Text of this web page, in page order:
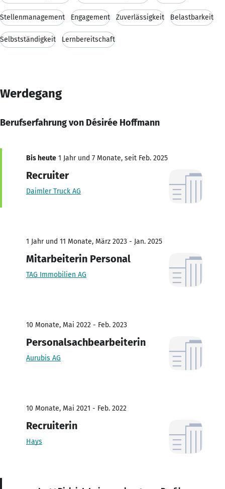
Stellenmanagement Engagement Zuverlässigkeit Belastbarkeit
Selbstständigkeit Lernbereitschaft
Werdegang
Berufserfahrung von Désirée Hoffmann
Bis heute 1 Jahr und 7 Monate, seit Feb. 2025
Recruiter
Daimler Truck AG
1 Jahr und 11 Monate, März 2023 - Jan. 2025
Mitarbeiterin Personal
TAG Immobilien AG
10 Monate, Mai 2022 - Feb. 2023
Personalsachbearbeiterin
Aurubis AG
10 Monate, Mai 2021 - Feb. 2022
Recruiterin
Hays